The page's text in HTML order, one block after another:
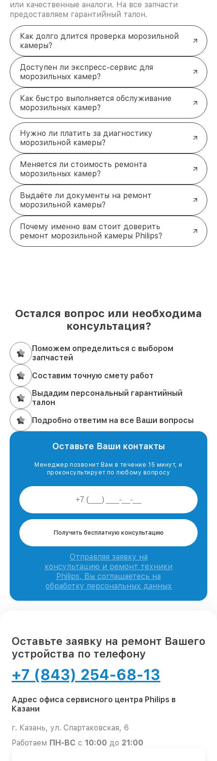
или качественные аналоги. На все запчасти
предоставляем гарантийный талон.
Как долго длится проверка морозильной
камеры?
Доступен ли экспресс-сервис для
морозильных камер?
Как быстро выполняется обслуживание
морозильных камер?
Нужно ли платить за диагностику
морозильной камеры?
Меняется ли стоимость ремонта
морозильных камер?
Выдаёте ли документы на ремонт
морозильной камеры?
Почему именно вам стоит доверить
ремонт морозильной камеры Philips?
Остался вопрос или необходима
консультация?
Поможем определиться с выбором
запчастей
Составим точную смету работ
Выдадим персональный гарантийный
талон
Подробно ответим на все Ваши вопросы
Оставьте Ваши контакты
Менеджер позвонит Вам в течение 15 минут, и
проконсультирует по любому вопросу
Получить бесплатную консультацию
Отправляя заявку на
консультацию и ремонт техники
Philips, Вы соглашаетесь на
обработку персональных данных
Оставьте заявку на ремонт Вашего
устройства по телефону
+7 (843) 254-68-13
Адрес офиса сервисного центра Philips в
Казани
г. Казань, ул. Спартаковская, 6
Работаем ПН-ВС с 10:00 до 21:00